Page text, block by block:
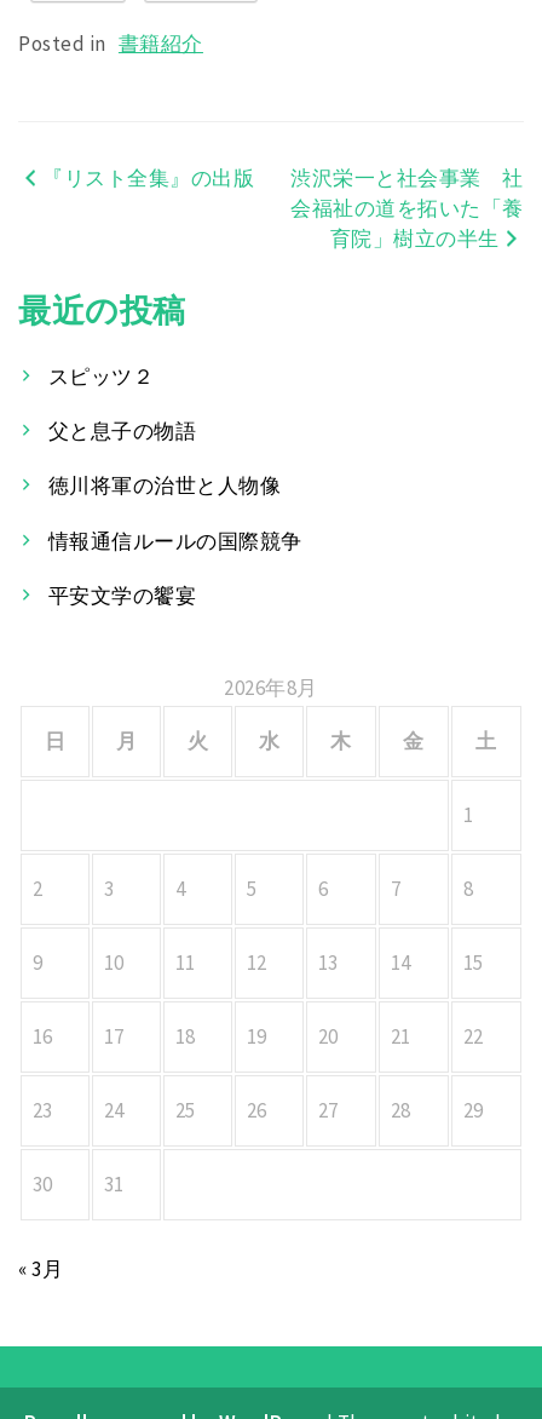
Posted in 書籍紹介
投
ナ
ビ
ゲ
ー
シ
ョ
『リスト全集』の出版
渋沢栄一と社会事業 社
会福祉の道を拓いた「養
育院」樹立の半生
最近の投稿
スピッツ２
父と息子の物語
徳川将軍の治世と人物像
情報通信ルールの国際競争
平安文学の饗宴
2026年8月
日
月 火 水 木 金 土
1
2 3 4 5 6 7 8
9 10 11 12 13 14 15
16 17 18 19 20 21 22
23 24 25 26 27 28 29
30 31
« 3月